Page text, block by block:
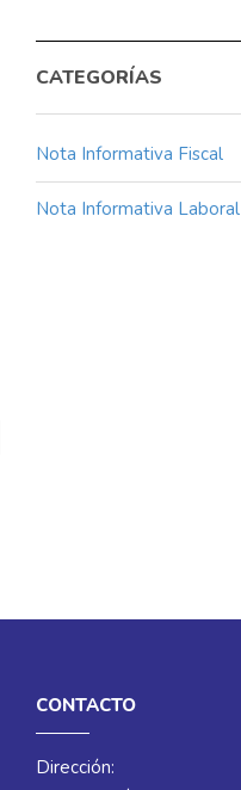
CATEGORÍAS
Nota Informativa Fiscal
Nota Informativa Laboral
CONTACTO
Dirección: